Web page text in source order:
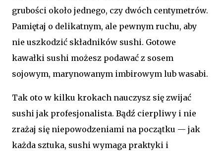
grubości około jednego, czy dwóch centymetrów.
Pamiętaj o delikatnym, ale pewnym ruchu, aby
nie uszkodzić składników sushi. Gotowe
kawałki sushi możesz podawać z sosem
sojowym, marynowanym imbirowym lub wasabi.
Tak oto w kilku krokach nauczysz się zwijać
sushi jak profesjonalista. Bądź cierpliwy i nie
zrażaj się niepowodzeniami na początku — jak
każda sztuka, sushi wymaga praktyki i